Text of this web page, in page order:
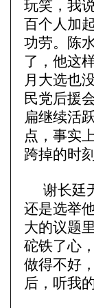
玩笑，我
百个人加
功劳。陈
了，他这
月大选也
民党后援
扁继续活
点，事实
跨掉的时刻
谢长廷
还是选举
大的议题
砣铁了心
做得不好
后，听我的